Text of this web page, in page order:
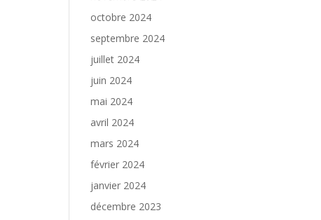
octobre 2024
septembre 2024
juillet 2024
juin 2024
mai 2024
avril 2024
mars 2024
février 2024
janvier 2024
décembre 2023